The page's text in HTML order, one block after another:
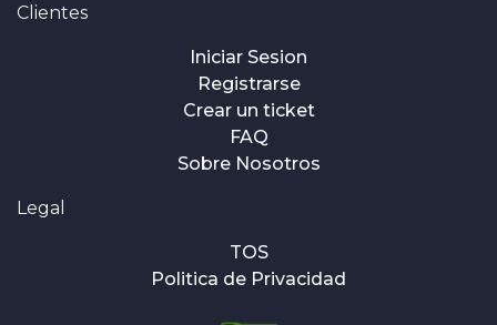
Clientes
Iniciar Sesion
Registrarse
Crear un ticket
FAQ
Sobre Nosotros
Legal
TOS
Politica de Privacidad